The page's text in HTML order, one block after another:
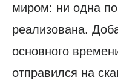
миром: ни одна
реализована.
основного
отправился на